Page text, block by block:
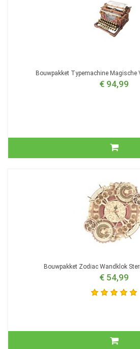
Bouwpakket Typemachine Magische
€ 94,99
Bouwpakket Zodiac Wandklok
€ 54,99